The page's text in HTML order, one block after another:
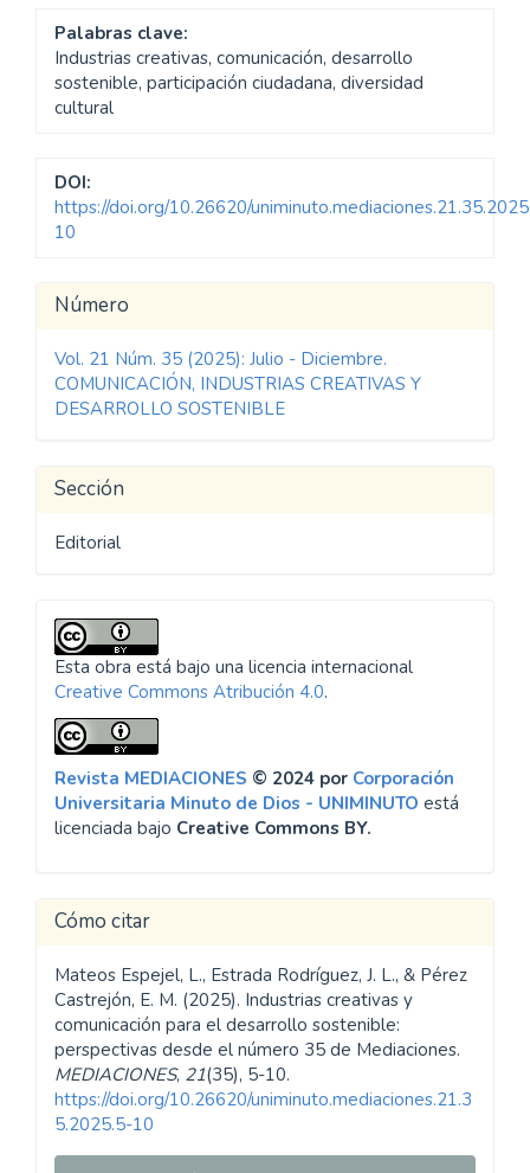
Palabras clave:
Industrias creativas, comunicación, desarrollo
sostenible, participación ciudadana, diversidad
cultural
DOI:
https://doi.org/10.26620/
10
Detalles
del
artículo
Número
Vol. 21 Núm. 35 (2025): Julio - Diciembre.
COMUNICACIÓN, INDUSTRIAS CREATIVAS Y
DESARROLLO SOSTENIBLE
Sección
Editorial
Esta obra está bajo una licencia internacional
Creative Commons Atribución 4.0.
Revista MEDIACIONES © 2024 por Corporación
Universitaria Minuto de Dios - UNIMINUTO está
licenciada bajo Creative Commons BY.
Cómo citar
Mateos Espejel, L., Estrada Rodríguez, J. L., & Pérez
Castrejón, E. M. (2025). Industrias creativas y
comunicación para el desarrollo sostenible:
perspectivas desde el número 35 de Mediaciones.
MEDIACIONES, 21(35), 5-10.
https://doi.org/10.26620/uniminuto.mediaciones.21.3
5.2025.5-10